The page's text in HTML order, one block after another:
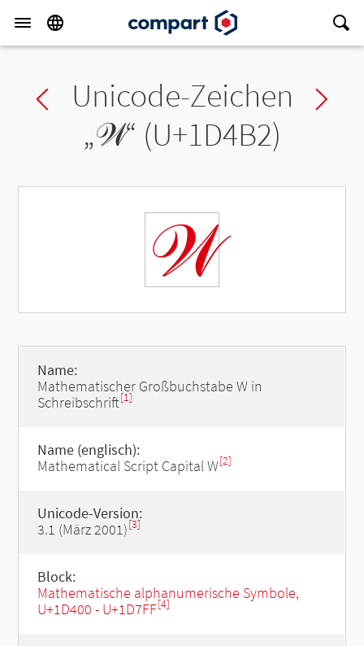
Previous char
Unicode-Zeichen
„𝒲“ (U+1D4B2)
𝒲
Name:
Mathematischer Großbuchstabe W in
Schreibschrift[1]
Name (englisch):
Mathematical Script Capital W[2]
Unicode-Version:
3.1 (März 2001)[3]
Block:
Mathematische alphanumerische Symbole,
U+1D400 - U+1D7FF[4]